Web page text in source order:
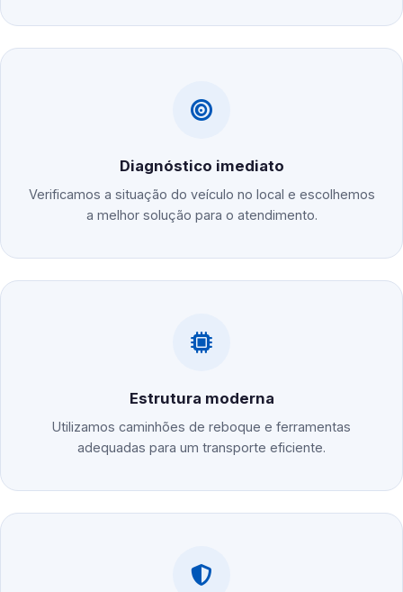
Diagnóstico imediato
Verificamos a situação do veículo no local e escolhemos
a melhor solução para o atendimento.
Estrutura moderna
Utilizamos caminhões de reboque e ferramentas
adequadas para um transporte eficiente.